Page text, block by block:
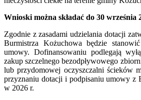
Wnioski można składać do 30 września
Zgodnie z zasadami udzielania dotacji
Burmistrza Kożuchowa będzie
umowy. Dofinansowaniu podlegają
zakup szczelnego bezodpływowego
lub przydomowej oczyszczalni ścieków
przyznaniu dotacji i podpisaniu umowy z
w 2026 r.